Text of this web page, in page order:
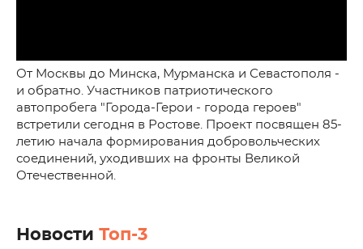
От Москвы до Минска, Мурманска и Севастополя -
и обратно. Участников патриотического
автопробега "Города-Герои - города героев"
встретили сегодня в Ростове. Проект посвящен 85-
летию начала формирования добровольческих
соединений, уходивших на фронты Великой
Отечественной.
Новости Топ-3